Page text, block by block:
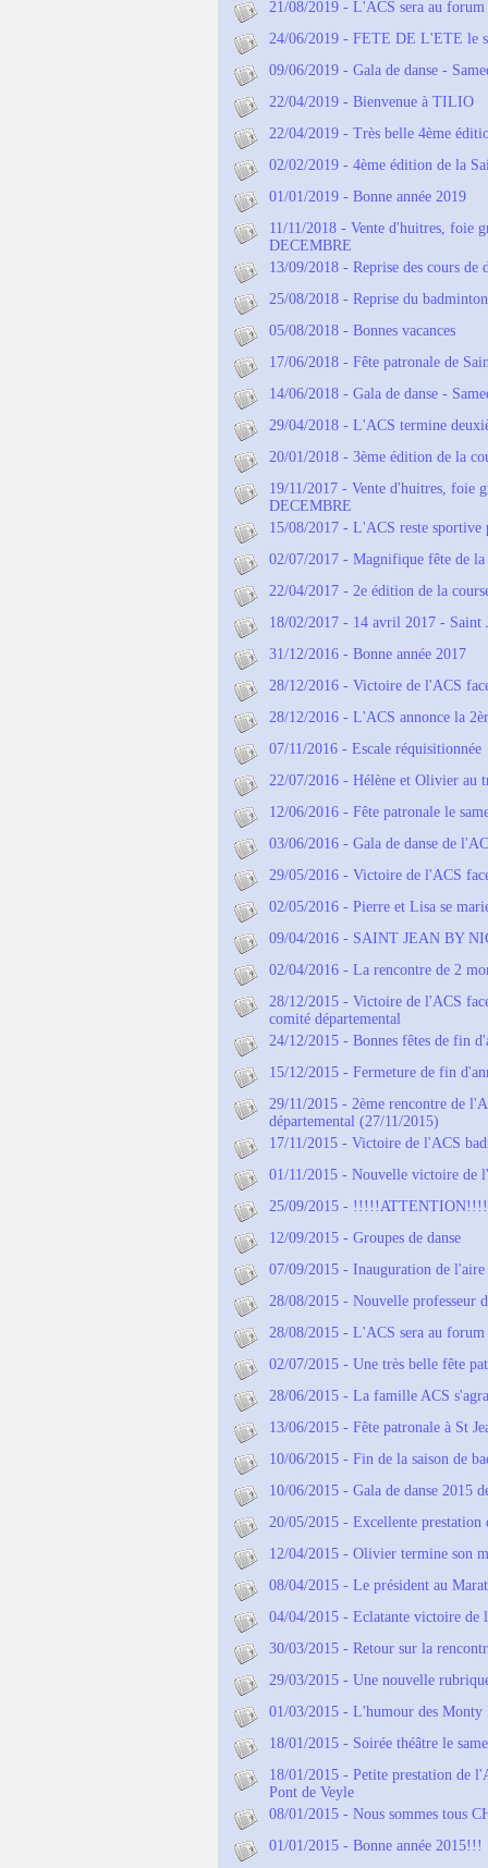
21/08/2019 - L'ACS sera au forum
24/06/2019 - FETE DE L'ETE le
09/06/2019 - Gala de danse -
22/04/2019 - Bienvenue à TILIO
22/04/2019 - Très belle 4ème
02/02/2019 - 4ème édition de la
01/01/2019 - Bonne année 2019
11/11/2018 - Vente d'huitres, foie
DECEMBRE
13/09/2018 - Reprise des cours de
25/08/2018 - Reprise du
05/08/2018 - Bonnes vacances
17/06/2018 - Fête patronale de
14/06/2018 - Gala de danse -
29/04/2018 - L'ACS termine
20/01/2018 - 3ème édition de la
19/11/2017 - Vente d'huitres, foie
DECEMBRE
15/08/2017 - L'ACS reste sportive
02/07/2017 - Magnifique fête de la
22/04/2017 - 2e édition de la
18/02/2017 - 14 avril 2017 - Saint
31/12/2016 - Bonne année 2017
28/12/2016 - Victoire de l'ACS
28/12/2016 - L'ACS annonce la
07/11/2016 - Escale réquisitionnée
22/07/2016 - Hélène et Olivier au
12/06/2016 - Fête patronale le
03/06/2016 - Gala de danse de
29/05/2016 - Victoire de l'ACS
02/05/2016 - Pierre et Lisa se
09/04/2016 - SAINT JEAN BY
02/04/2016 - La rencontre de 2
28/12/2015 - Victoire de l'ACS
comité départemental
24/12/2015 - Bonnes fêtes de fin
15/12/2015 - Fermeture de fin
29/11/2015 - 2ème rencontre de
départemental (27/11/2015)
17/11/2015 - Victoire de l'ACS
01/11/2015 - Nouvelle victoire de
25/09/2015 - !!!!!ATTENTION!!!!!
12/09/2015 - Groupes de danse
07/09/2015 - Inauguration de l'aire
28/08/2015 - Nouvelle professeur
28/08/2015 - L'ACS sera au forum
02/07/2015 - Une très belle fête
28/06/2015 - La famille ACS
13/06/2015 - Fête patronale à St
10/06/2015 - Fin de la saison de
10/06/2015 - Gala de danse 2015
20/05/2015 - Excellente
12/04/2015 - Olivier termine son
08/04/2015 - Le président au
04/04/2015 - Eclatante victoire de
30/03/2015 - Retour sur la
29/03/2015 - Une nouvelle
01/03/2015 - L'humour des Monty
18/01/2015 - Soirée théâtre le
18/01/2015 - Petite prestation de
Pont de Veyle
08/01/2015 - Nous sommes tous
01/01/2015 - Bonne année 2015!!!